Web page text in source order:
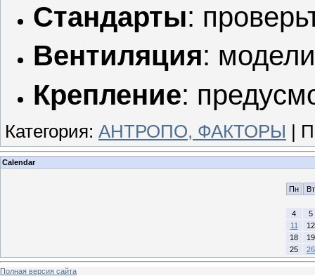
Стандарты:
Вентиляция:
Крепление:
Категория: АНТРОПО, ФАКТОРЫ
Calendar
Пн Вт
4
5
11
12
18
19
25
26
Полная версия сайта